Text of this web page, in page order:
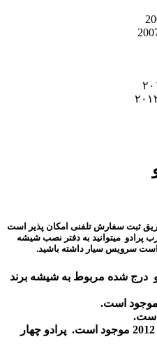
ثبت سفارش تلفنی امکان پذیر است
پرادو میتوانید به دفتر نصب شیشه
سرویس سیار داشته باشید.
درج شده مربوط به شیشه برند
است.
شیشه لچکی روگلگیر پرادو 2012 موجود است. پرادو چهار